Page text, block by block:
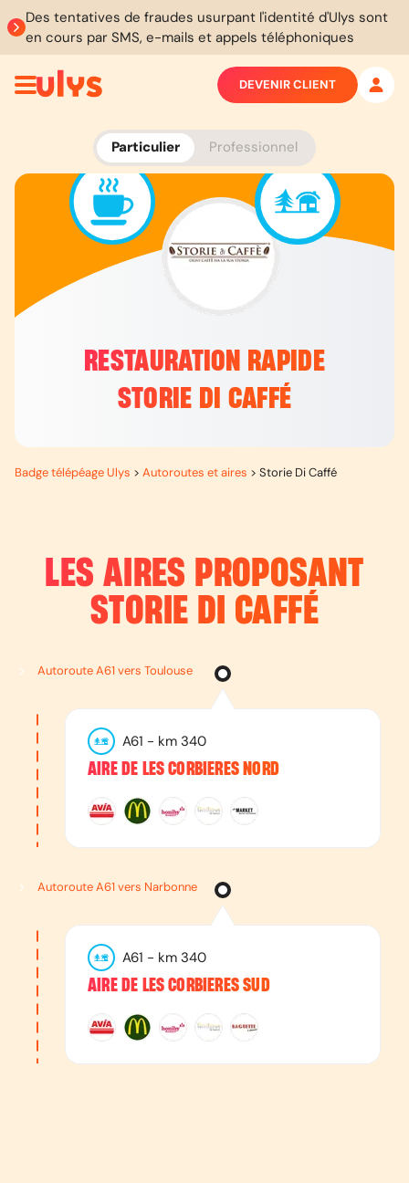
Des tentatives de fraudes usurpant l'identité d'Ulys sont
en cours par SMS, e-mails et appels téléphoniques
Particulier Professionnel
DEVENIR CLIENT
RESTAURATION RAPIDE
STORIE DI CAFFÉ
Badge télépéage Ulys > Autoroutes et aires > Storie Di Caffé
LES AIRES PROPOSANT
STORIE DI CAFFÉ
Autoroute A61 vers Toulouse
A61 - km 340
AIRE DE LES CORBIERES NORD
Autoroute A61 vers Narbonne
A61 - km 340
AIRE DE LES CORBIERES SUD